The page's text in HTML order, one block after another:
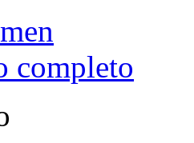
completo